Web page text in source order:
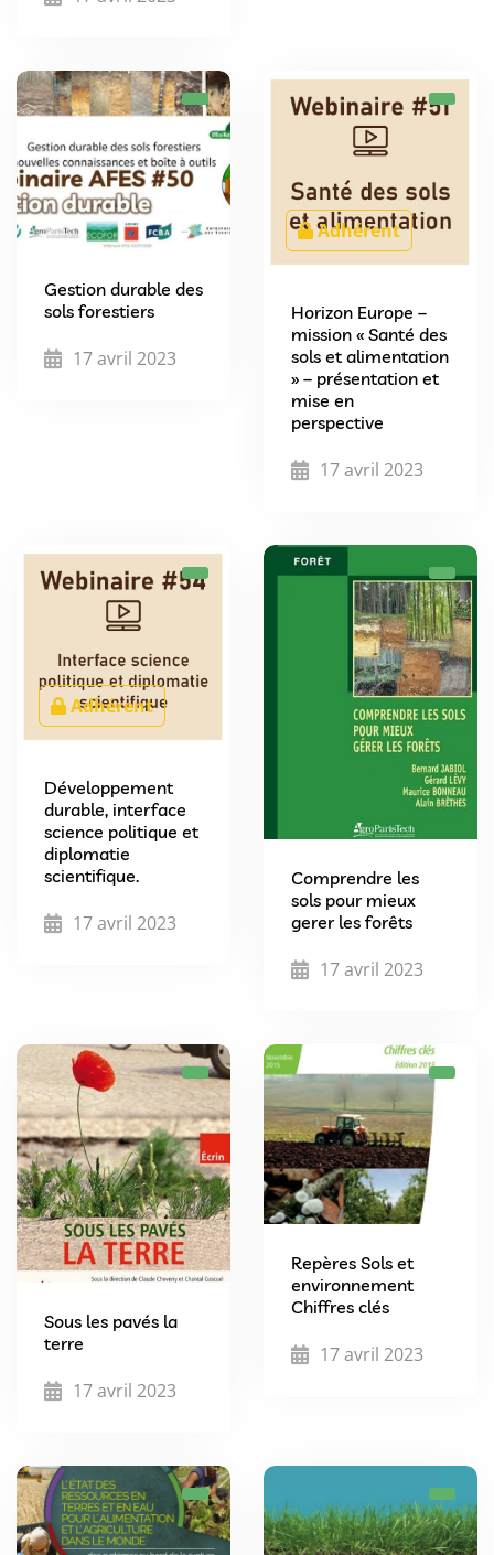
Gestion durable des
sols forestiers
17 avril 2023
Adhérent
Horizon Europe –
mission « Santé des
sols et alimentation
» – présentation et
mise en
perspective
17 avril 2023
Adhérent
Développement
durable, interface
science politique et
diplomatie
scientifique.
17 avril 2023
Comprendre les
sols pour mieux
gerer les forêts
17 avril 2023
Sous les pavés la
terre
17 avril 2023
Repères Sols et
environnement
Chiffres clés
17 avril 2023